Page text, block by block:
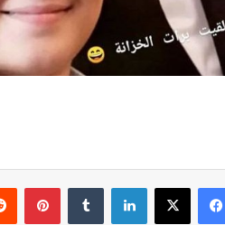
فيسبوك ‫X لينكدإن